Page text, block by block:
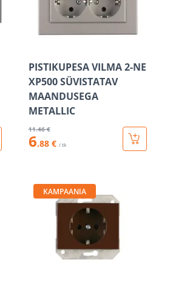
PISTIKUPESA VILMA 2-NE
XP500 SÜVISTATAV
MAANDUSEGA
METALLIC
11.46 €
6.88 € / tk
KAMPAANIA